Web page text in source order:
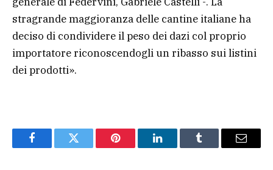
stragrande maggioranza delle cantine italiane ha
deciso di condividere il peso dei dazi col proprio
importatore riconoscendogli un ribasso sui listini
dei prodotti».
FacebookTwitter Pinterest LinkedInTumblr Email